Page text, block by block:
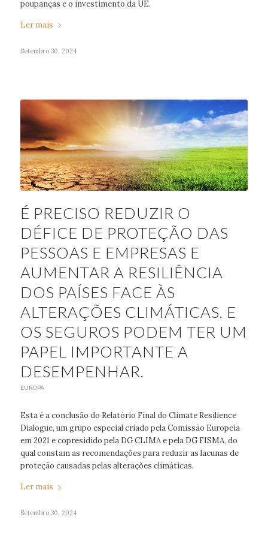
poupanças e o investimento da UE.
Ler mais
Setembro 30, 2024
É PRECISO REDUZIR O
DÉFICE DE PROTEÇÃO DAS
PESSOAS E EMPRESAS E
AUMENTAR A RESILIÊNCIA
DOS PAÍSES FACE ÀS
ALTERAÇÕES CLIMÁTICAS. E
OS SEGUROS PODEM TER UM
PAPEL IMPORTANTE A
DESEMPENHAR.
EUROPA
Esta é a conclusão do Relatório Final do Climate Resilience
Dialogue, um grupo especial criado pela Comissão Europeia
em 2021 e copresidido pela DG CLIMA e pela DG FISMA, do
qual constam as recomendações para reduzir as lacunas de
proteção causadas pelas alterações climáticas.
Ler mais
Setembro 30, 2024